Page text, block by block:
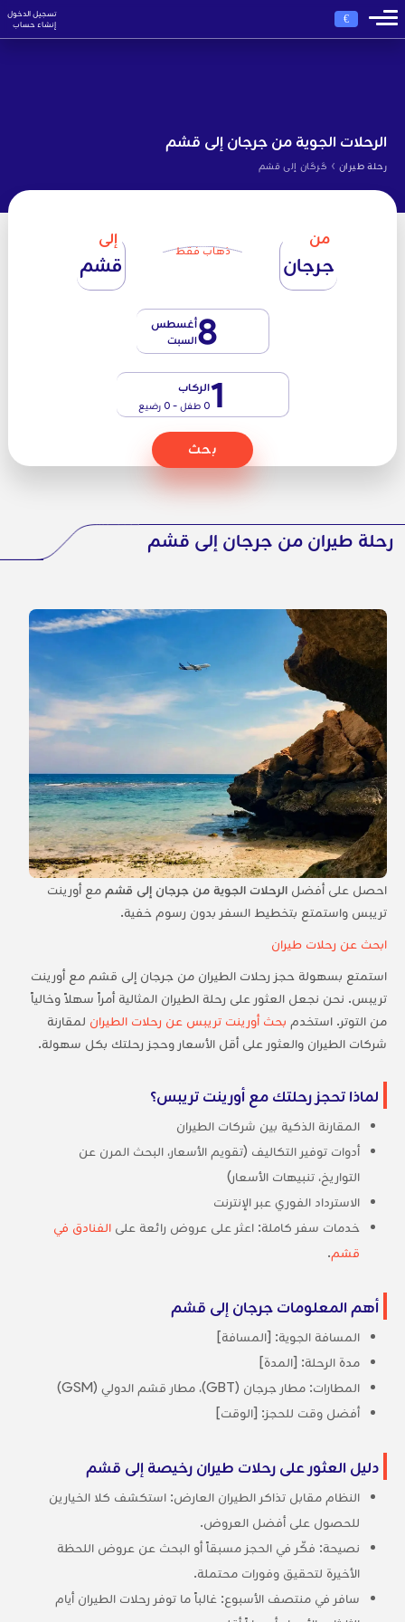
€
تسجيل الدخول
إنشاء حساب
الرحلات الجوية من جرجان إلى قشم
رحلة طيران › گرگان إلى قشم
من
جرجان ذهاب فقط
إلى
قشم
8أغسطس
السبت
1الركاب
0 طفل - 0 رضيع
بحث
رحلة طيران من جرجان إلى قشم
احصل على أفضل الرحلات الجوية من جرجان إلى قشممع أورينت
تريبس واستمتع بتخطيط السفر بدون رسوم خفية.
ابحث عن رحلات طيران
استمتع بسهولة حجز رحلات الطيران من جرجان إلى قشم مع أورينت
تريبس. نحن نجعل العثور على رحلة الطيران المثالية أمراً سهلاً وخالياً
من التوتر. استخدم بحث أورينت تريبس عن رحلات الطيران لمقارنة
شركات الطيران والعثور على أقل الأسعار وحجز رحلتك بكل سهولة.
لماذا تحجز رحلتك مع أورينت تريبس؟
المقارنة الذكية بين شركات الطيران
أدوات توفير التكاليف (تقويم الأسعار، البحث المرن عن
التواريخ، تنبيهات الأسعار)
الاسترداد الفوري عبر الإنترنت
خدمات سفر كاملة: اعثر على عروض رائعة على الفنادق في
قشم.
أهم المعلومات جرجان إلى قشم
المسافة الجوية: [المسافة]
مدة الرحلة: [المدة]
المطارات: مطار جرجان (GBT)، مطار قشم الدولي (GSM)
أفضل وقت للحجز: [الوقت]
دليل العثور على رحلات طيران رخيصة إلى قشم
النظام مقابل تذاكر الطيران العارض: استكشف كلا الخيارين
للحصول على أفضل العروض.
نصيحة: فكّر في الحجز مسبقاً أو البحث عن عروض اللحظة
الأخيرة لتحقيق وفورات محتملة.
سافر في منتصف الأسبوع: غالباً ما توفر رحلات الطيران أيام